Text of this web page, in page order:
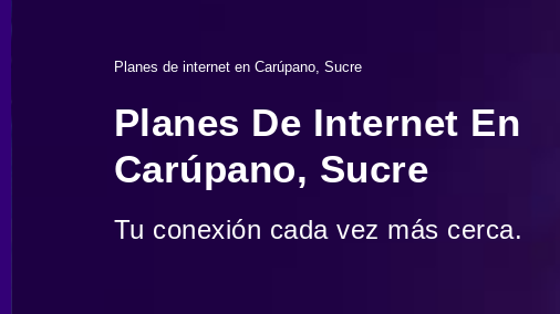
Planes de internet en Carúpano, Sucre
Planes De Internet En
Carúpano, Sucre
Tu conexión cada vez más cerca.